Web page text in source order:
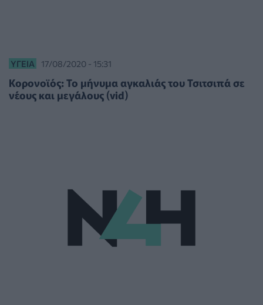
ΥΓΕΊΑ 17/08/2020 - 15:31
Κορονοϊός: Το μήνυμα αγκαλιάς του Τσιτσιπά σε
νέους και μεγάλους (vid)